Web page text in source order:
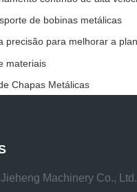
de bobinas metálicas
materiais
Chapas Metálicas
Machinery Co., Ltd.